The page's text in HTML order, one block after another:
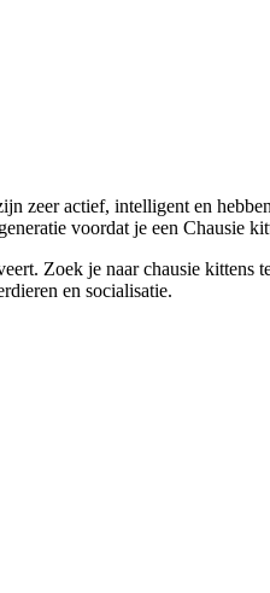
zeer actief, intelligent en
voordat je een Chausie
Zoek je naarchausie kittens
en socialisatie.